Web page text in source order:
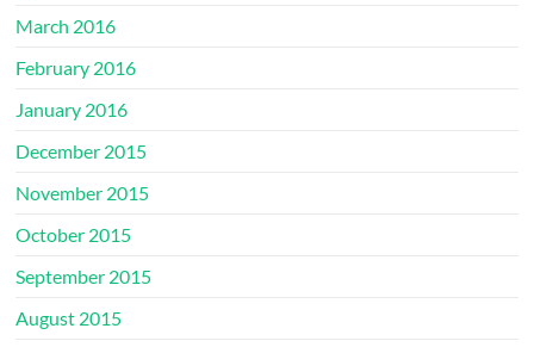
March 2016
February 2016
January 2016
December 2015
November 2015
October 2015
September 2015
August 2015